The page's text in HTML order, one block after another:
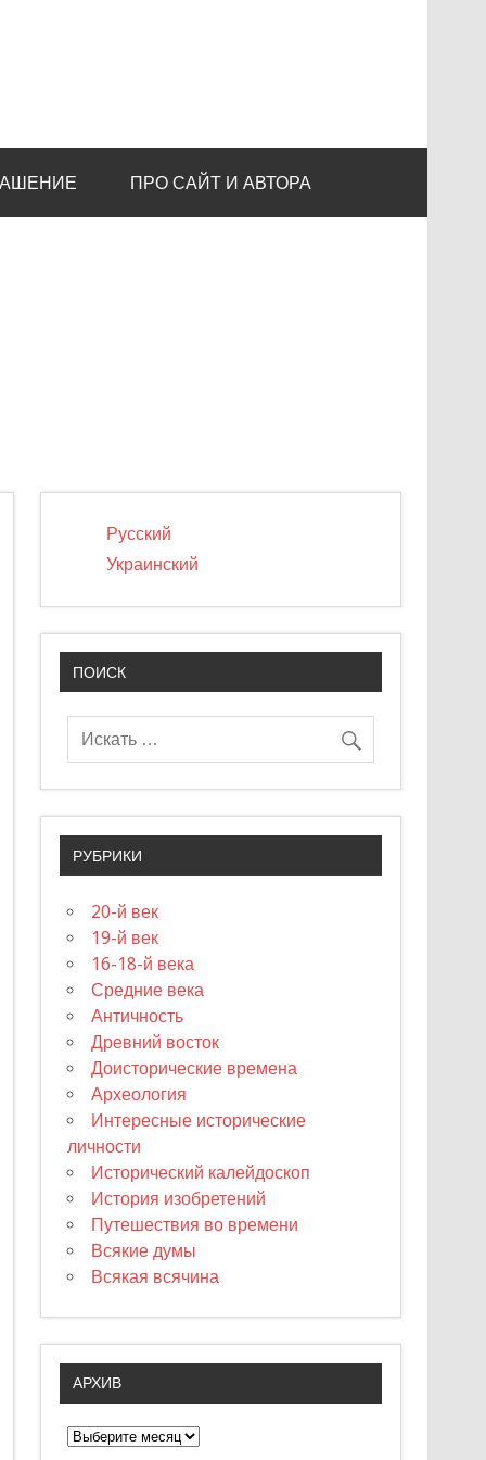
ПРО САЙТ И АВТОРА
Русский
Украинский
ПОИСК
РУБРИКИ
20-й век
19-й век
16-18-й века
Средние века
Античность
Древний восток
Доисторические времена
Археология
Интересные исторические
личности
Исторический калейдоскоп
История изобретений
Путешествия во времени
Всякие думы
Всякая всячина
АРХИВ
А
р